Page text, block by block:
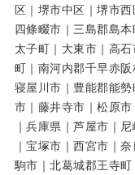
区｜堺市中区｜堺市
四條畷市｜三島郡島
太子町｜大東市｜高
町｜南河内郡千早赤
寝屋川市｜豊能郡能
市｜藤井寺市｜松原
｜兵庫県｜芦屋市｜
｜宝塚市｜西宮市｜
駒市｜北葛城郡王寺